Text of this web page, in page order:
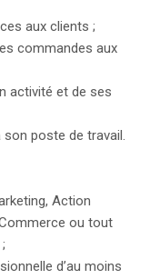
aux clients ;
commandes aux
activité et de ses
poste de travail.
Action
ou tout
d’au moins